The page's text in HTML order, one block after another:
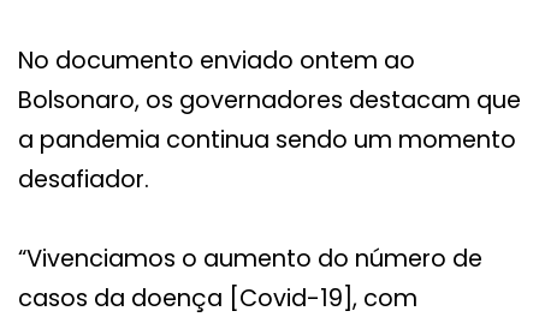
No documento enviado ontem ao
Bolsonaro, os governadores destacam que
a pandemia continua sendo um momento
desafiador.
“Vivenciamos o aumento do número de
casos da doença [Covid-19], com